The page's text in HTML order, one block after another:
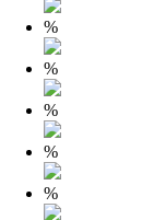
%
%
%
%
%